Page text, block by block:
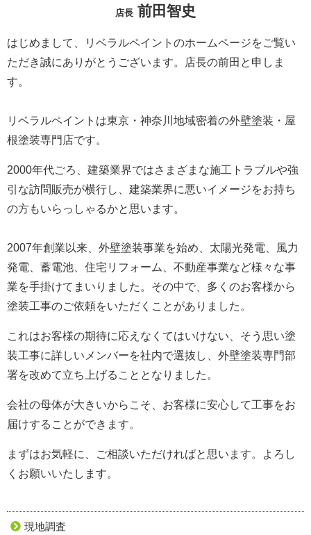
店長 前田智史
はじめまして、リベラルペイントのホームページをご覧い
ただき誠にありがとうございます。
店長の前田と申しま
す。
リベラルペイントは東京・神奈川地域密着の外壁塗装・屋
根塗装専門店です。
2000年代ごろ、建築業界ではさまざまな施工トラブルや強
引な訪問販売が横行し、建築業界に悪いイメージをお持ち
の方もいらっしゃるかと思います。
2007年創業以来、外壁塗装事業を始め、太陽光発電、風力
発電、蓄電池、住宅リフォーム、不動産事業など様々な事
業を手掛けてまいりました。 その中で、多くのお客様から
塗装工事のご依頼をいただくことがありました。
これはお客様の期待に応えなくてはいけない、そう思い塗
装工事に詳しいメンバーを社内で選抜し、外壁塗装専門部
署を改めて立ち上げることとなりました。
会社の母体が大きいからこそ、お客様に安心して工事をお
届けすることができます。
まずはお気軽に、ご相談いただければと思います。よろし
くお願いいたします。
現地調査